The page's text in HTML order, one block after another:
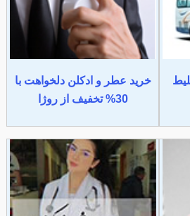
خرید عطر و ادکلن دلخواهت با
30% تخفیف از روژا